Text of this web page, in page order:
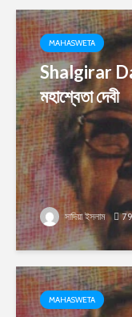
MAHASWETA
Shalgirar
মহাশ্বেতা দেবী
সাদিয়া ইসলাম
MAHASWETA